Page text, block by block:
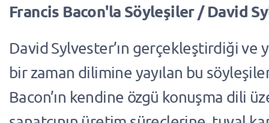
Francis Bacon'la Söyleşiler / David
David Sylvester’ın gerçekleştirdiği ve
bir zaman dilimine yayılan bu
Bacon’ın kendine özgü konuşma dili